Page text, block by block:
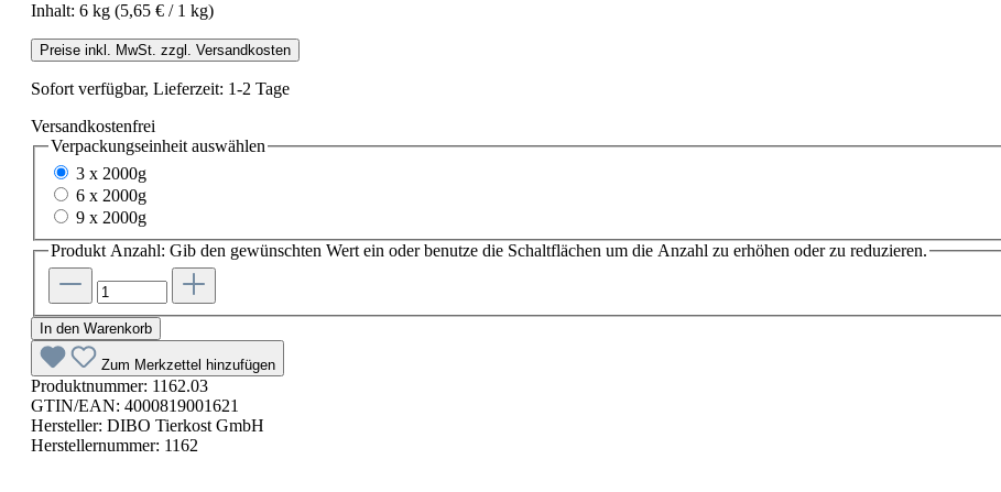
Inhalt: 6 kg (5,65 € / 1 kg)
Preise inkl. MwSt. zzgl. Versandkosten
Sofort verfügbar, Lieferzeit: 1-2 Tage
Versandkostenfrei
Verpackungseinheit auswählen
3 x 2000g
6 x 2000g
9 x 2000g
Produkt Anzahl: Gib den gewünschten Wert ein oder benutze die Schaltflächen um die Anzahl zu erhöhen oder zu reduzieren.
In den Warenkorb
Zum Merkzettel hinzufügen
Produktnummer: 1162.03
GTIN/EAN: 4000819001621
Hersteller: DIBO Tierkost GmbH
Herstellernummer: 1162